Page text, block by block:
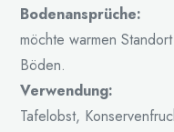
Bodenansprüche:
möchte warmen
Böden.
Verwendung:
Tafelobst,